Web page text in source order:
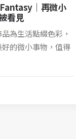
｜再微小
看見
為生活點綴色彩，
的微小事物，值得